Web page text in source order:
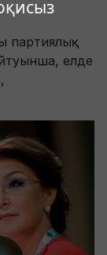
партиялық
елде